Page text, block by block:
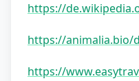
https://
https://animalia.bio/
https://